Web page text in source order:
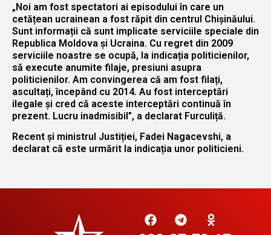
„Noi am fost spectatori ai episodului în care un
cetățean ucrainean a fost răpit din centrul Chișinăului.
Sunt informații că sunt implicate serviciile speciale din
Republica Moldova și Ucraina. Cu regret din 2009
serviciile noastre se ocupă, la indicația politicienilor,
să execute anumite filaje, presiuni asupra
politicienilor. Am convingerea că am fost filați,
ascultați, începând cu 2014. Au fost interceptări
ilegale și cred că aceste interceptări continuă în
prezent. Lucru inadmisibil”, a declarat Furculiță.
Recent și ministrul Justiției, Fadei Nagacevshi, a
declarat că este urmărit la indicația unor politicieni.